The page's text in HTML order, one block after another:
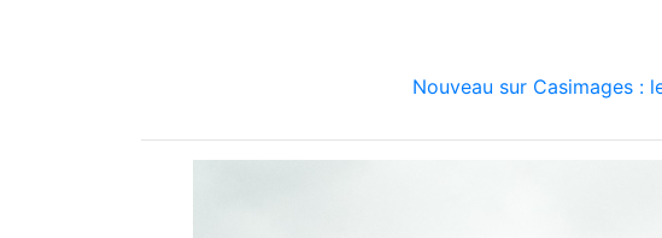
Nouveau sur Casimages :